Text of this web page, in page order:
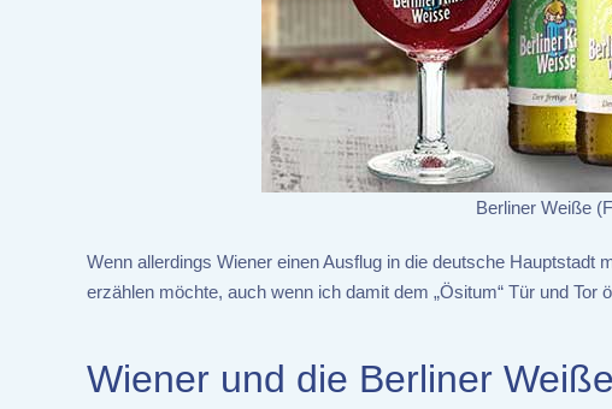
Berliner Weiße
Wenn allerdings Wiener einen Ausflug in die deutsche
erzählen möchte, auch wenn ich damit dem „Ösitum“ Tür und Tor
Wiener und die Berliner Weiße